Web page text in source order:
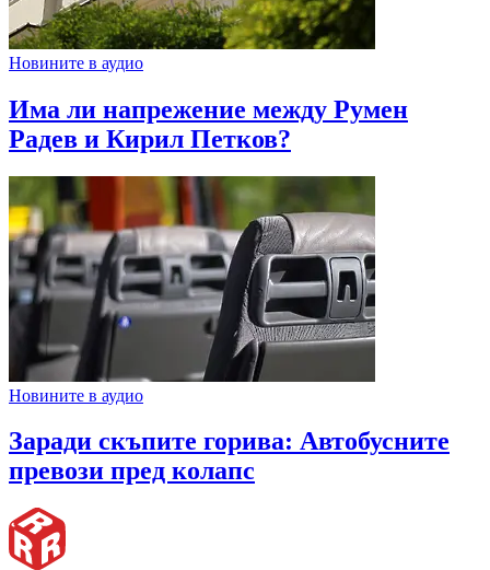
Новините в аудио
Има ли напрежение между Румен
Радев и Кирил Петков?
Новините в аудио
Заради скъпите горива: Автобусните
превози пред колапс